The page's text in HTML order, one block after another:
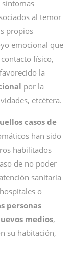
al temor
propios
emocional que
físico,
la
por la
etcétera.
casos de
han sido
habilitados
de no poder
sanitaria
o
personas
medios,
su habitación,